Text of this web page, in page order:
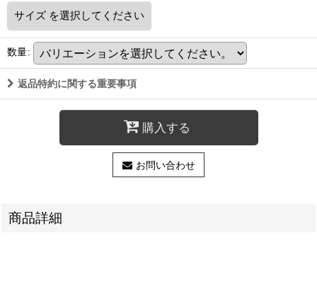
サイズ を選択してください
数量:
返品特約に関する重要事項
購入する
お問い合わせ
商品詳細